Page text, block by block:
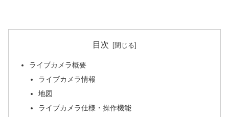
目次
ライブカメラ概要
ライブカメラ情報
地図
ライブカメラ仕様・操作機能